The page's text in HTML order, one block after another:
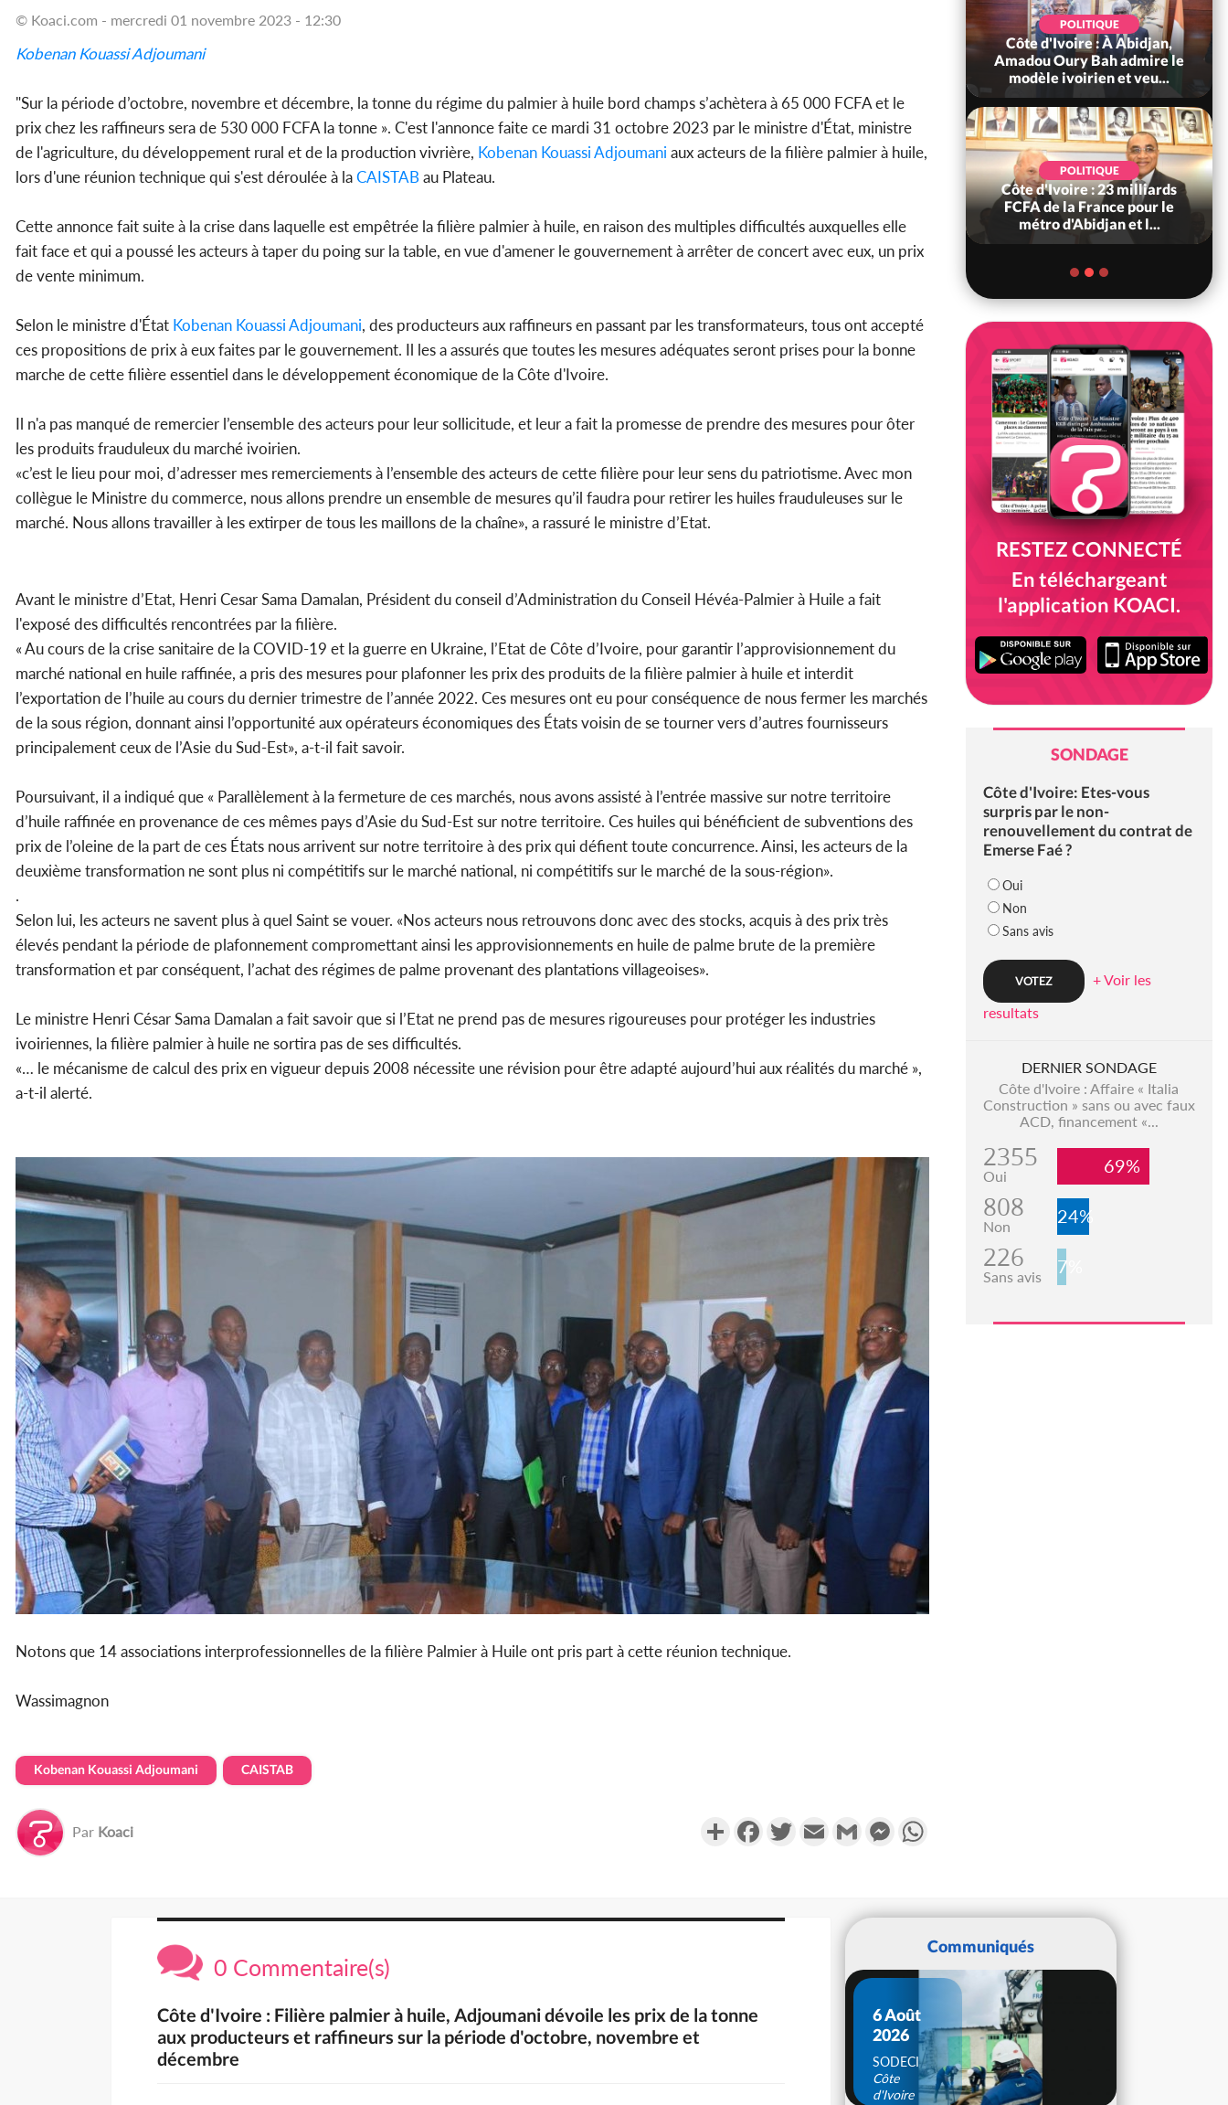
© Koaci.com - mercredi 01 novembre 2023 - 12:30
Kobenan Kouassi Adjoumani
"Sur la période d’octobre, novembre et décembre, la tonne du régime du palmier à huile bord champs s’achètera à 65 000 FCFA et le
prix chez les raffineurs sera de 530 000 FCFA la tonne ». C'est l'annonce faite ce mardi 31 octobre 2023 par le ministre d'État, ministre
de l'agriculture, du développement rural et de la production vivrière, Kobenan Kouassi Adjoumani aux acteurs de la filière palmier à huile,
lors d'une réunion technique qui s'est déroulée à laCAISTABau Plateau.
Cette annonce fait suite à la crise dans laquelle est empêtrée la filière palmier à huile, en raison des multiples difficultés auxquelles elle
fait face et qui a poussé les acteurs à taper du poing sur la table, en vue d'amener le gouvernement à arrêter de concert avec eux, un prix
de vente minimum.
Selon le ministre d'État Kobenan Kouassi Adjoumani, des producteurs aux raffineurs en passant par les transformateurs, tous ont accepté
ces propositions de prix à eux faites par le gouvernement. Il les a assurés que toutes les mesures adéquates seront prises pour la bonne
marche de cette filière essentiel dans le développement économique de la Côte d'Ivoire.
Il n'a pas manqué de remercier l’ensemble des acteurs pour leur sollicitude, et leur a fait la promesse de prendre des mesures pour ôter
les produits frauduleux du marché ivoirien.
«c’est le lieu pour moi, d’adresser mes remerciements à l’ensemble des acteurs de cette filière pour leur sens du patriotisme. Avec mon
collègue le Ministre du commerce, nous allons prendre un ensemble de mesures qu’il faudra pour retirer les huiles frauduleuses sur le
marché. Nous allons travailler à les extirper de tous les maillons de la chaîne», a rassuré le ministre d’Etat.
Avant le ministre d’Etat, Henri Cesar Sama Damalan, Président du conseil d’Administration du Conseil Hévéa-Palmier à Huile a fait
l'exposé des difficultés rencontrées par la filière.
« Au cours de la crise sanitaire de la COVID-19 et la guerre en Ukraine, l’Etat de Côte d’Ivoire, pour garantir l’approvisionnement du
marché national en huile raffinée, a pris des mesures pour plafonner les prix des produits de la filière palmier à huile et interdit
l’exportation de l’huile au cours du dernier trimestre de l’année 2022. Ces mesures ont eu pour conséquence de nous fermer les marchés
de la sous région, donnant ainsi l’opportunité aux opérateurs économiques des États voisin de se tourner vers d’autres fournisseurs
principalement ceux de l’Asie du Sud-Est», a-t-il fait savoir.
Poursuivant, il a indiqué que « Parallèlement à la fermeture de ces marchés, nous avons assisté à l’entrée massive sur notre territoire
d’huile raffinée en provenance de ces mêmes pays d’Asie du Sud-Est sur notre territoire. Ces huiles qui bénéficient de subventions des
prix de l’oleine de la part de ces États nous arrivent sur notre territoire à des prix qui défient toute concurrence. Ainsi, les acteurs de la
deuxième transformation ne sont plus ni compétitifs sur le marché national, ni compétitifs sur le marché de la sous-région».
.
Selon lui, les acteurs ne savent plus à quel Saint se vouer. «Nos acteurs nous retrouvons donc avec des stocks, acquis à des prix très
élevés pendant la période de plafonnement compromettant ainsi les approvisionnements en huile de palme brute de la première
transformation et par conséquent, l’achat des régimes de palme provenant des plantations villageoises».
Le ministre Henri César Sama Damalan a fait savoir que si l’Etat ne prend pas de mesures rigoureuses pour protéger les industries
ivoiriennes, la filière palmier à huile ne sortira pas de ses difficultés.
«… le mécanisme de calcul des prix en vigueur depuis 2008 nécessite une révision pour être adapté aujourd’hui aux réalités du marché »,
a-t-il alerté.
Notons que 14 associations interprofessionnelles de la filière Palmier à Huile ont pris part à cette réunion technique.
Wassimagnon
Kobenan Kouassi Adjoumani CAISTAB
Par Koaci PartagerFacebookTwitterEmail Gmail Messenger
conseiller de Soro a recou...
POLITIQUE
Côte d'Ivoire : À Abidjan,
Amadou Oury Bah admire le
modèle ivoirien et veu...
POLITIQUE
Côte d'Ivoire : 23 milliards
FCFA de la France pour le
métro d'Abidjan et l...
RESTEZ CONNECTÉ
En téléchargeant
l'application KOACI.
SONDAGE
Côte d'Ivoire: Etes-vous
surpris par le non-
renouvellement du contrat de
Emerse Faé ?
Oui
Non
Sans avis
+ Voir les
resultats
DERNIER SONDAGE
Côte d'Ivoire : Affaire « Italia
Construction » sans ou avec faux
ACD, financement «...
2355
Oui 69%
808
Non 24%
226
Sans avis 7%
0 Commentaire(s)
Côte d'Ivoire : Filière palmier à huile, Adjoumani dévoile les prix de la tonne
aux producteurs et raffineurs sur la période d'octobre, novembre et
décembre
Communiqués
6 Août
2026
SODECI
Côte
d'Ivoire